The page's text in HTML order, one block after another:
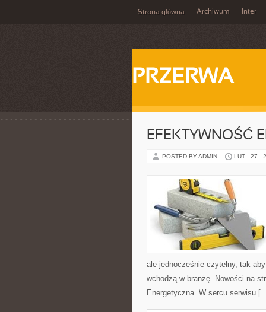
Strona główna Archiwum Inter
PRZERWA
EFEKTYWNOŚĆ
POSTED BY ADMIN LUT - 27 -
ale jednocześnie czytelny, tak
wchodzą w branżę. Nowości na
Energetyczna. W sercu serwisu